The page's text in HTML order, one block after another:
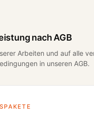
nach AGB
Arbeiten und auf alle
in unseren AGB.